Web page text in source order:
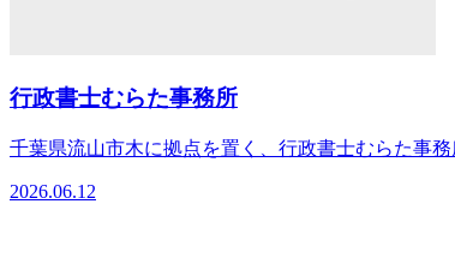
行政書士むらた事務所
千葉県流山市木に拠点を置く、行政書士むらた事
2026.06.12